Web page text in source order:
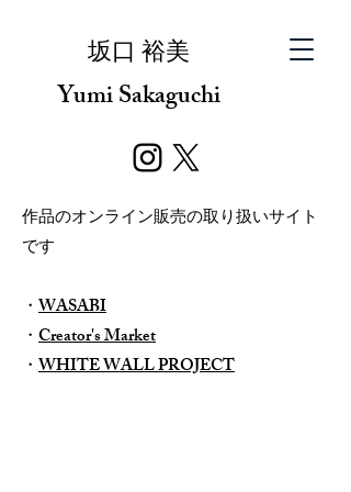
​坂口 裕美
Yumi Sakaguchi
作品のオンライン販売の取り扱いサイト
です
​・ WASABI
・ Creator's Market
・ WHITE WALL PROJECT